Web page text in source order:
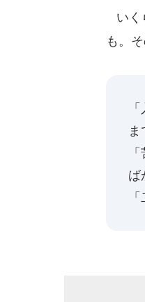
いく
も。
ば